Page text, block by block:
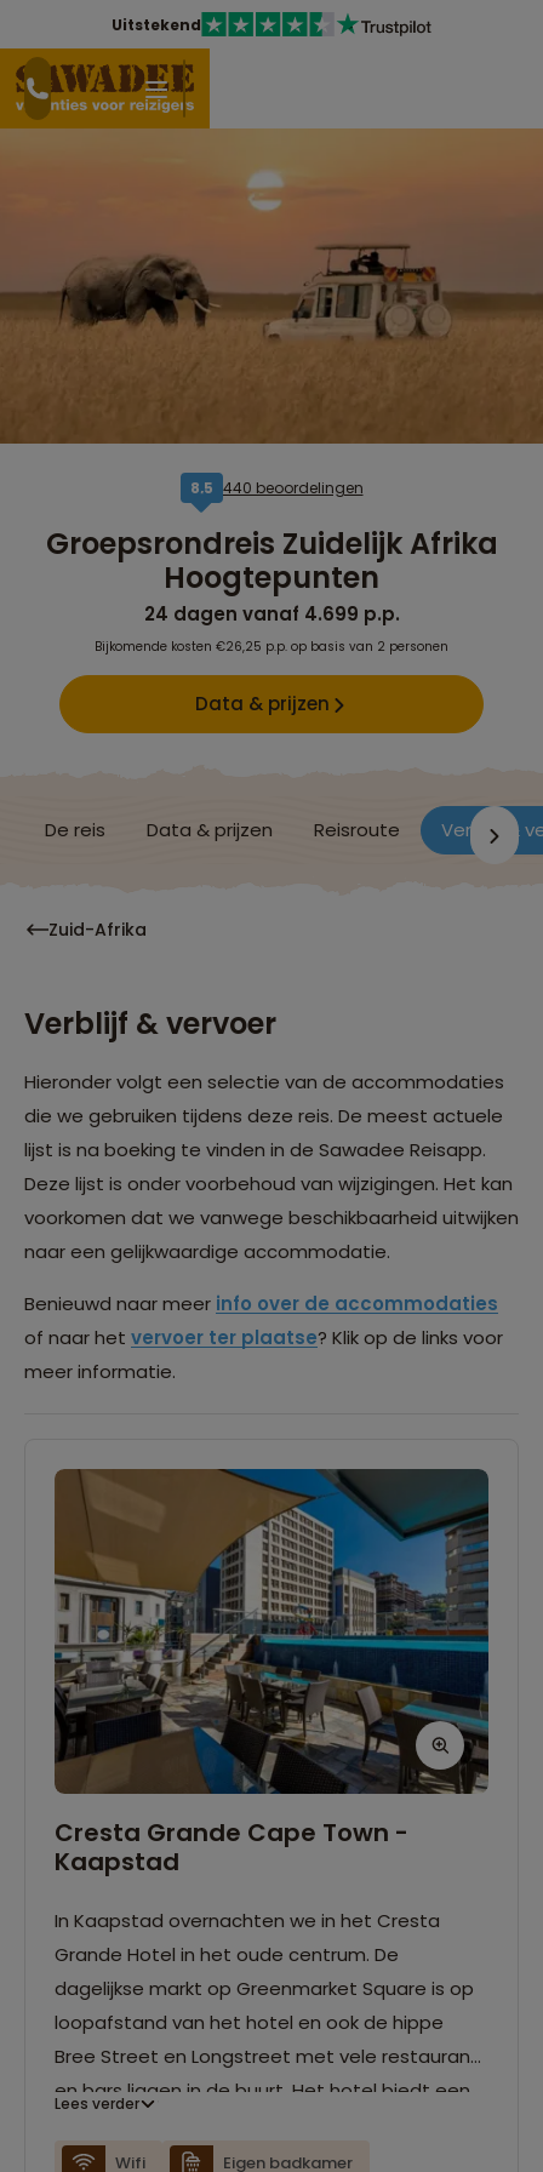
Uitstekend
8,5 440 beoordelingen
Groepsrondreis Zuidelijk Afrika
Hoogtepunten
24 dagen vanaf 4.699 p.p.
Bijkomende kosten €26,25 p.p. op basis van 2 personen
Data & prijzen
De reis Data & prijzen Reisroute Verblijf &
Zuid-Afrika
Verblijf & vervoer
Hieronder volgt een selectie van de accommodaties
die we gebruiken tijdens deze reis. De meest actuele
lijst is na boeking te vinden in de Sawadee Reisapp.
Deze lijst is onder voorbehoud van wijzigingen. Het kan
voorkomen dat we vanwege beschikbaarheid uitwijken
naar een gelijkwaardige accommodatie.
Benieuwd naar meer info over de accommodaties
of naar het vervoer ter plaatse? Klik op de links voor
meer informatie.
Cresta Grande Cape Town -
Kaapstad
In Kaapstad overnachten we in het Cresta
Grande Hotel in het oude centrum. De
dagelijkse markt op Greenmarket Square is op
loopafstand van het hotel en ook de hippe
Bree Street en Longstreet met vele restaurants
en bars liggen in de buurt. Het hotel biedt een
bekende Tafelberg en het stadion van
Lees verder
Wifi
Eigen badkamer